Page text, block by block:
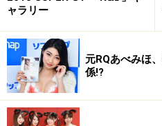
い。
【編集部おすすめの購入サイト】
Amazonでレースクィー
ャラリー
元RQあべみほ
係!?